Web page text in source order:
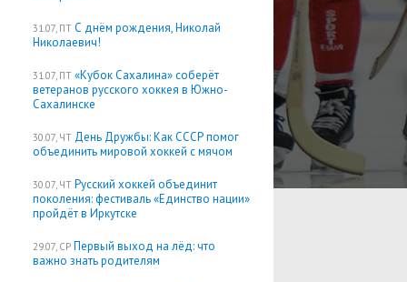
31.07, ПТ С днём рождения, Николай
Николаевич!
31.07, ПТ «Кубок Сахалина» соберёт
ветеранов русского хоккея в Южно-
Сахалинске
30.07, ЧТ День Дружбы: Как СССР помог
объединить мировой хоккей с мячом
30.07, ЧТ Русский хоккей объединит
поколения: фестиваль «Единство нации»
пройдёт в Иркутске
29.07, СР Первый выход на лёд: что
важно знать родителям